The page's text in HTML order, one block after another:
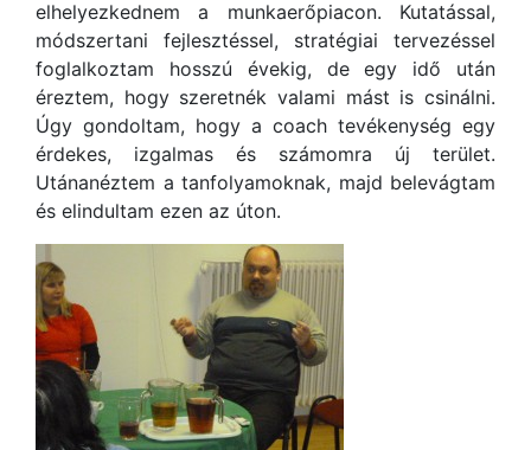
elhelyezkednem a munkaerőpiacon. Kutatással,
módszertani fejlesztéssel, stratégiai tervezéssel
foglalkoztam hosszú évekig, de egy idő után
éreztem, hogy szeretnék valami mást is csinálni.
Úgy gondoltam, hogy a coach tevékenység egy
érdekes, izgalmas és számomra új terület.
Utánanéztem a tanfolyamoknak, majd belevágtam
és elindultam ezen az úton.